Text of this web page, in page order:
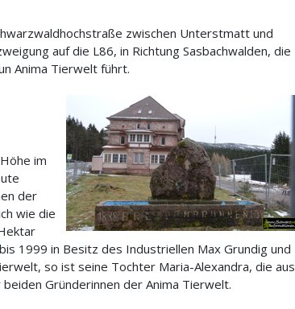
zwischen Unterstmatt und
auf die L86, in Richtung Sasbachwalden, die
Anima Tierwelt führt.
im
der
wie die
1999 in Besitz des Industriellen Max Grundig und
so ist seine Tochter Maria-Alexandra, die aus
Gründerinnen der Anima Tierwelt.